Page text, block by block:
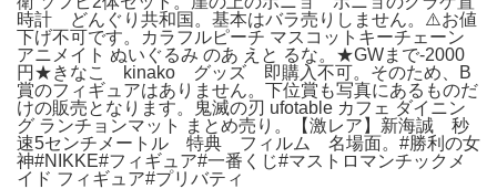
時計 どんぐり共和国。基本はバラ売りしません。⚠️お値
下げ不可です。カラフルピーチ マスコットキーチェーン
アニメイト ぬいぐるみ のあ えと るな。★GWまで-2000
円★きなこ kinako グッズ 即購入不可。そのため、B
賞のフィギュアはありません。下位賞も写真にあるものだ
けの販売となります。鬼滅の刃 ufotable カフェ ダイニン
グ ランチョンマット まとめ売り。【激レア】新海誠 秒
速5センチメートル 特典 フィルム 名場面。#勝利の女
神#NIKKE#フィギュア#一番くじ#マストロマンチックメ
イド フィギュア#プリバティ